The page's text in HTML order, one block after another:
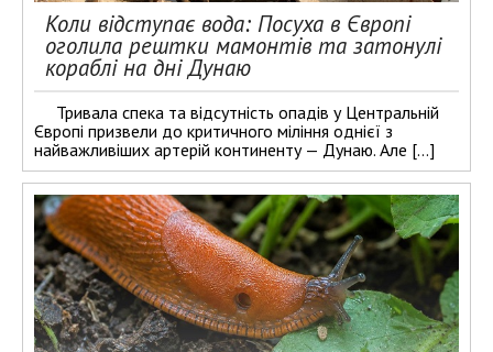
Коли відступає вода: Посуха в Європі
оголила рештки мамонтів та затонулі
кораблі на дні Дунаю
Тривала спека та відсутність опадів у Центральній
Європі призвели до критичного міління однієї з
найважливіших артерій континенту — Дунаю. Але […]